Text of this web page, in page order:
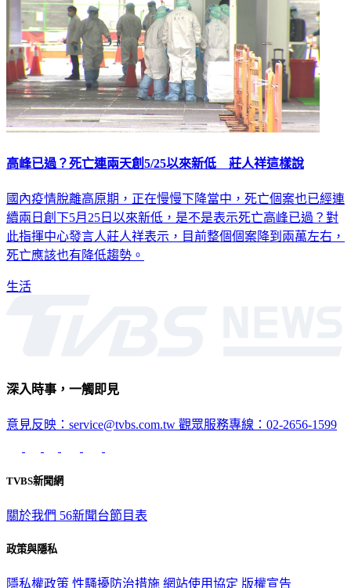
高峰已過？死亡連兩天創5/25以來新低 莊人祥這樣說
國內疫情脫離高原期，正在慢慢下降當中，死亡個案也已經連
續兩日創下5月25日以來新低，是不是表示死亡高峰已過？對
此指揮中心發言人莊人祥表示，目前整個個案降到兩萬左右，
死亡應該也有降低趨勢。
生活
深入時事，一觸即見
意見反映：service@tvbs.com.tw 觀眾服務專線：02-2656-1599
TVBS新聞網
關於我們 56新聞台節目表
政策與隱私
隱私權政策 性騷擾防治措施 網站使用協定 版權宣告